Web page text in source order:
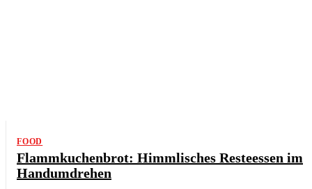
FOOD
Flammkuchenbrot: Himmlisches Resteessen im
Handumdrehen